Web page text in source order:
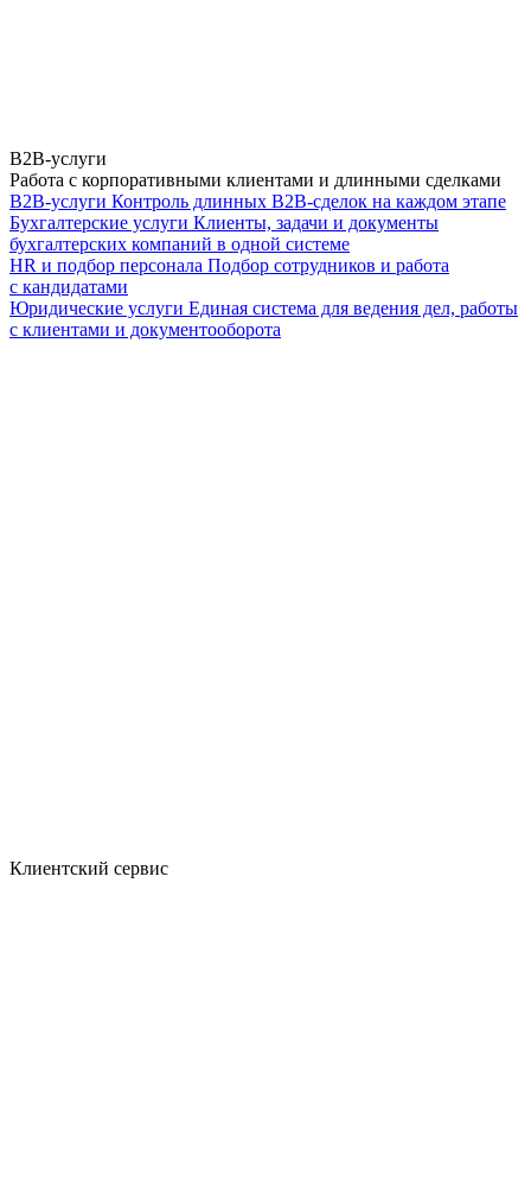
B2B-услуги
Работа с корпоративными клиентами и длинными сделками
B2B-услуги Контроль длинных B2B-сделок на каждом этапе
Бухгалтерские услуги Клиенты, задачи и документы
бухгалтерских компаний в одной системе
HR и подбор персонала Подбор сотрудников и работа
с кандидатами
Юридические услуги Единая система для ведения дел, работы
с клиентами и документооборота
Клиентский сервис